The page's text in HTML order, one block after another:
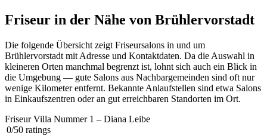
Friseur in der Nähe von Brühlervorstadt
Die folgende Übersicht zeigt Friseursalons in und um
Brühlervorstadt mit Adresse und Kontaktdaten. Da die Auswahl in
kleineren Orten manchmal begrenzt ist, lohnt sich auch ein Blick in
die Umgebung — gute Salons aus Nachbargemeinden sind oft nur
wenige Kilometer entfernt. Bekannte Anlaufstellen sind etwa Salons
in Einkaufszentren oder an gut erreichbaren Standorten im Ort.
Friseur Villa Nummer 1 – Diana Leibe
0/50 ratings